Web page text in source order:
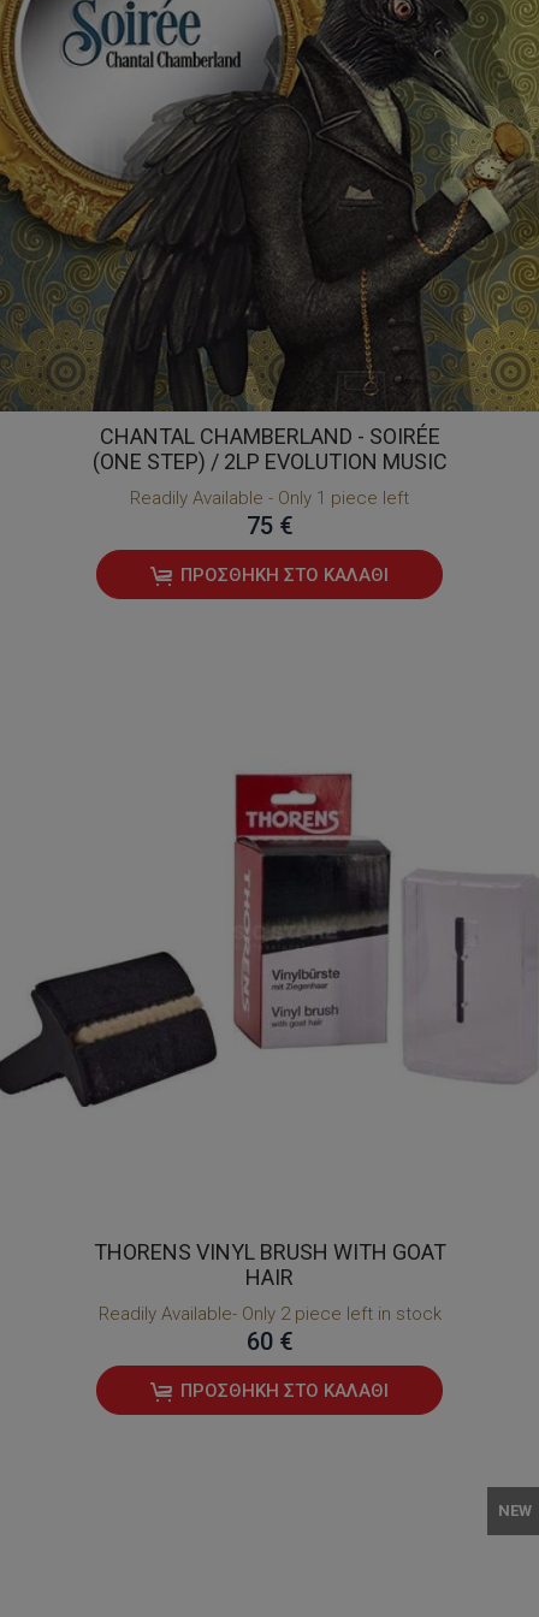
CHANTAL CHAMBERLAND - SOIRÉE
(ONE STEP) / 2LP EVOLUTION MUSIC
Readily Available - Only 1 piece left
75 €
ΠΡΟΣΘΉΚΗ ΣΤΟ ΚΑΛΆΘΙ
THORENS VINYL BRUSH WITH GOAT
HAIR
Readily Available- Only 2 piece left in stock
60 €
ΠΡΟΣΘΉΚΗ ΣΤΟ ΚΑΛΆΘΙ
NEW